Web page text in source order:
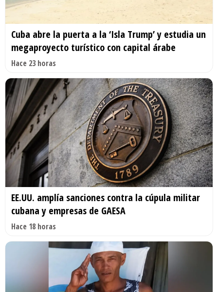
Cuba abre la puerta a la ‘Isla Trump’ y estudia un
megaproyecto turístico con capital árabe
Hace 23 horas
EE.UU. amplía sanciones contra la cúpula militar
cubana y empresas de GAESA
Hace 18 horas